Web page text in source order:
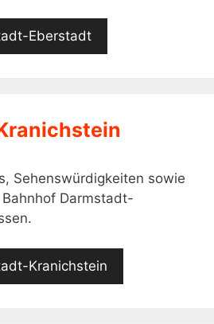
Eberstadt
Sehenswürdigkeiten sowie
Darmstadt-
Kranichstein